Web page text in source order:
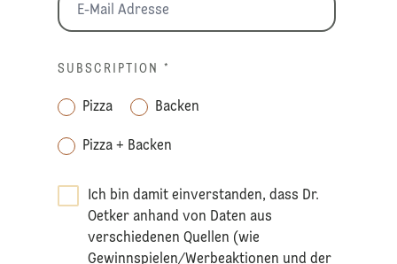
SUBSCRIPTION *
Pizza Backen
Pizza + Backen
Ich bin damit einverstanden, dass Dr.
Oetker anhand von Daten aus
verschiedenen Quellen (wie
Gewinnspielen/Werbeaktionen und der